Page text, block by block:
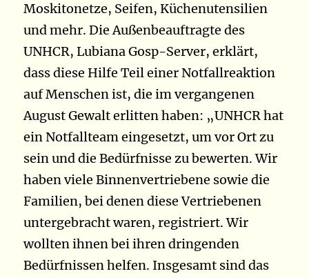
Moskitonetze, Seifen, Küchenutensilien
und mehr. Die Außenbeauftragte des
UNHCR, Lubiana Gosp-Server, erklärt,
dass diese Hilfe Teil einer Notfallreaktion
auf Menschen ist, die im vergangenen
August Gewalt erlitten haben: „UNHCR hat
ein Notfallteam eingesetzt, um vor Ort zu
sein und die Bedürfnisse zu bewerten. Wir
haben viele Binnenvertriebene sowie die
Familien, bei denen diese Vertriebenen
untergebracht waren, registriert. Wir
wollten ihnen bei ihren dringenden
Bedürfnissen helfen. Insgesamt sind das